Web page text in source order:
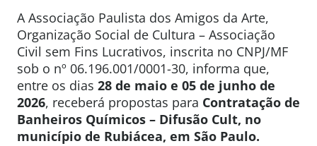
A Associação Paulista dos Amigos da Arte,
Organização Social de Cultura – Associação
Civil sem Fins Lucrativos, inscrita no CNPJ/MF
sob o nº 06.196.001/0001-30, informa que,
entre os dias 28 de maio e 05 de junho de
2026, receberá propostas para Contratação de
Banheiros Químicos – Difusão Cult, no
município de Rubiácea, em São Paulo.